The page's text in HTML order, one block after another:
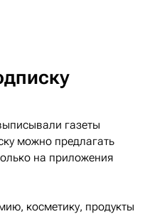
газеты
можно предлагать
на приложения
косметику, продукты